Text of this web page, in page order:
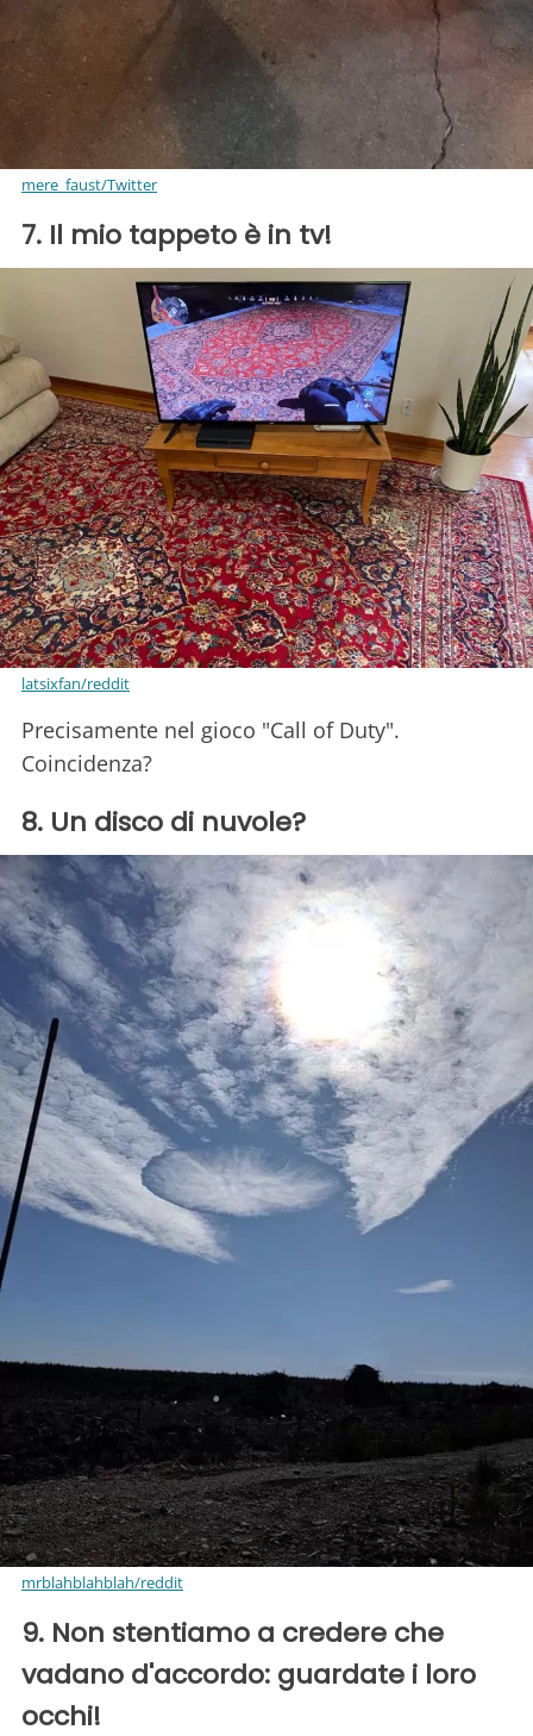
mere_faust/Twitter
7. Il mio tappeto è in tv!
latsixfan/reddit
Precisamente nel gioco "Call of Duty".
Coincidenza?
8. Un disco di nuvole?
mrblahblahblah/reddit
9. Non stentiamo a credere che
vadano d'accordo: guardate i loro
occhi!